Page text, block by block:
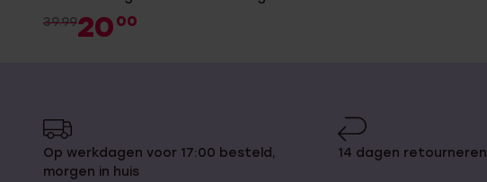
kruis
39.9920 00
Op werkdagen voor 17:00 besteld,
morgen in huis
14 dagen retourneren